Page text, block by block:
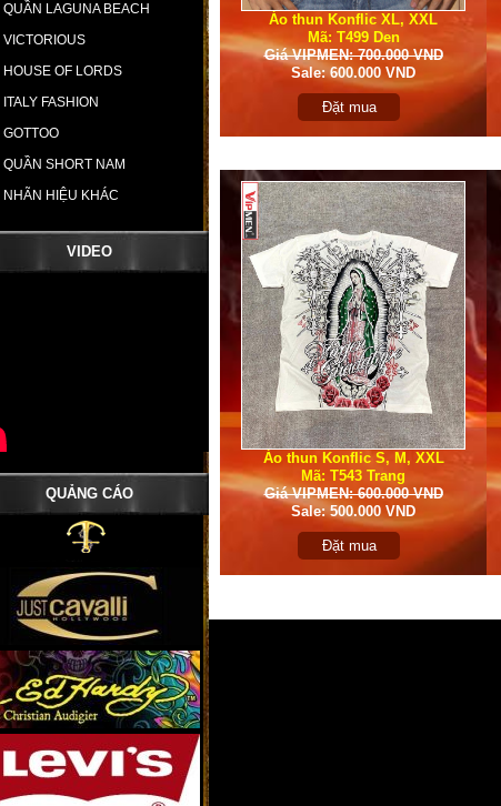
QUẦN LAGUNA BEACH
VICTORIOUS
HOUSE OF LORDS
ITALY FASHION
GOTTOO
QUẦN SHORT NAM
NHÃN HIỆU KHÁC
VIDEO
QUẢNG CÁO
Áo thun Konflic XL, XXL
Mã: T499 Den
Giá VIPMEN: 700.000 VND
Sale: 600.000 VND
Đặt mua
Áo thun Konflic S, M, XXL
Mã: T543 Trang
Giá VIPMEN: 600.000 VND
Sale: 500.000 VND
Đặt mua